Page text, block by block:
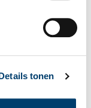
tonen